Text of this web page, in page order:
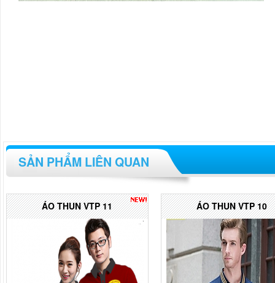
SẢN PHẨM LIÊN QUAN
ÁO THUN VTP 11 ÁO THUN VTP 10